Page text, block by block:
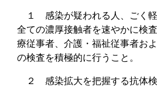
１ 感染が疑われる人、ごく軽
全ての濃厚接触者を速やかに検
療従事者、介護・福祉従事者お
の検査を積極的に行うこと。
２ 感染拡大を把握する抗体検